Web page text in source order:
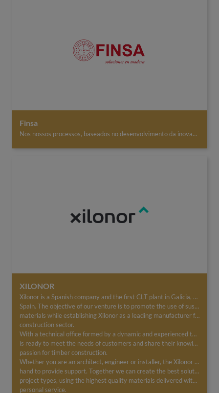
Finsa
Nos nossos processos, baseados no desenvolvimento da inovação, no design e circularidade, a madeira não perde as suas qualidades, pelo contrário, melhora a sua eficiência. Desde o início, somos conscientes da responsabilidade que assumimos ao utilizar a madeira como elemento base. Aprendemos com ela e incorporámos na nossa organização, algumas das suas virtudes, como a versatilidade, robustez e durabilidade. Continuamos a trabalhar para responder às necessidades dos setores habitat e da construção. Fabricamos e processamos produtos à base de madeira: painéis, superfícies decorativas, componentes de mobiliário, pavimentos laminados e madeira maciça. Nos nossos processos, baseados no desenvolvimento da inovação, design e circularidade, a madeira não perde as suas qualidades, mas melhora a sua eficiência.
XILONOR
Xilonor is a Spanish company and the first CLT plant in Galicia, Northwestern
Spain. The objective of our venture is to promote the use of sustainable
materials while establishing Xilonor as a leading manufacturer for the timber
construction sector.
With a technical office formed by a dynamic and experienced team, Xilonor
is ready to meet the needs of customers and share their knowledge and
passion for timber construction.
Whether you are an architect, engineer or installer, the Xilonor Team is on
hand to provide support. Together we can create the best solution for all
project types, using the highest quality materials delivered with a truly
personal service.